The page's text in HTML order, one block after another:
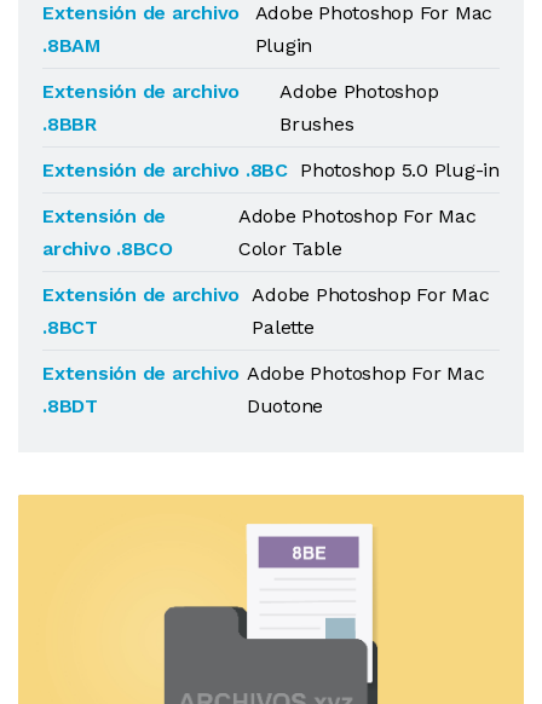
Extensión de archivo
.8BAM
Adobe Photoshop For Mac
Plugin
Extensión de archivo
.8BBR
Adobe Photoshop
Brushes
Extensión de archivo .8BC Photoshop 5.0 Plug-in
Extensión de
archivo .8BCO
Adobe Photoshop For Mac
Color Table
Extensión de archivo
.8BCT
Adobe Photoshop For Mac
Palette
Extensión de archivo
.8BDT
Adobe Photoshop For Mac
Duotone